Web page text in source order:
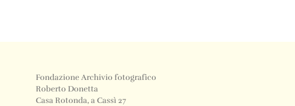
Fondazione Archivio fotografico
Roberto Donetta
Casa Rotonda, a Cassì 27